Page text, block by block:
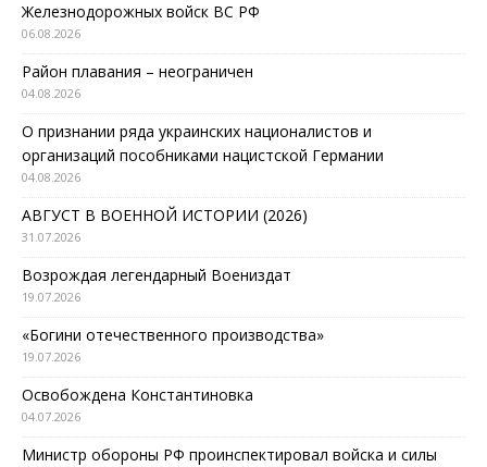
Железнодорожных войск ВС РФ
06.08.2026
Район плавания – неограничен
04.08.2026
О признании ряда украинских националистов и
организаций пособниками нацистской Германии
04.08.2026
АВГУСТ В ВОЕННОЙ ИСТОРИИ (2026)
31.07.2026
Возрождая легендарный Воениздат
19.07.2026
«Богини отечественного производства»
19.07.2026
Освобождена Константиновка
04.07.2026
Министр обороны РФ проинспектировал войска и силы